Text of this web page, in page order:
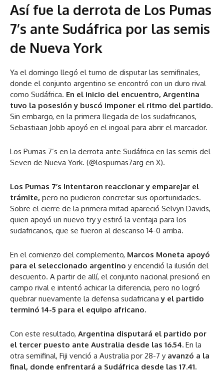
Así fue la derrota de Los Pumas
7’s ante Sudáfrica por las semis
de Nueva York
Ya el domingo llegó el turno de disputar las semifinales,
donde el conjunto argentino se encontró con un duro rival
como Sudáfrica. En el inicio del encuentro, Argentina
tuvo la posesión y buscó imponer el ritmo del partido.
Sin embargo, en la primera llegada de los sudafricanos,
Sebastiaan Jobb apoyó en el ingoal para abrir el marcador.
Los Pumas 7’s en la derrota ante Sudáfrica en las semis del
Seven de Nueva York. (@lospumas7arg en X).
Los Pumas 7’s intentaron reaccionar y emparejar el
trámite, pero no pudieron concretar sus oportunidades.
Sobre el cierre de la primera mitad apareció Selvyn Davids,
quien apoyó un nuevo try y estiró la ventaja para los
sudafricanos, que se fueron al descanso 14-0 arriba.
En el comienzo del complemento, Marcos Moneta apoyó
para el seleccionado argentino y encendió la ilusión del
descuento. A partir de allí, el conjunto nacional presionó en
campo rival e intentó achicar la diferencia, pero no logró
quebrar nuevamente la defensa sudafricanay el partido
terminó 14-5 para el equipo africano.
Con este resultado, Argentina disputará el partido por
el tercer puesto ante Australia desde las 16.54. En la
otra semifinal, Fiji venció a Australia por 28-7 y avanzó a la
final, donde enfrentará a Sudáfrica desde las 17.41.